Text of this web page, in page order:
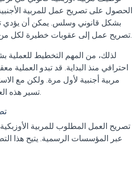
الحصول على تصريح عمل للمربية
بشكل قانوني وسلس. يمكن أن يؤدي
تصريح عمل إلى عقوبات خطيرة لكل من صاحب العمل والموظف.
لذلك، من المهم التخطيط للعملية
احترافي منذ البداية. قد تبدو العملية
مربية أجنبية لأول مرة. ولكن مع
تسير هذه العملية بشكل منظم وسريع.
تصريح العمل المطلوب للمربية
عبر المؤسسات الرسمية. يتيح هذا